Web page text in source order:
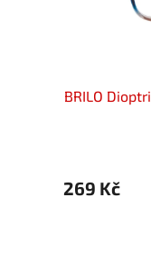
BRILO
269 Kč